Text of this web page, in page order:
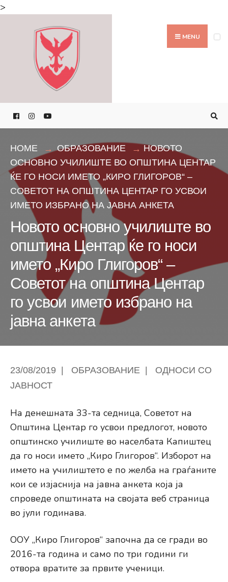
>
MENU
HOME ОБРАЗОВАНИЕ
НОВОТО
ОСНОВНО УЧИЛИШТЕ ВО ОПШТИНА ЦЕНТАР
ЌЕ ГО НОСИ ИМЕТО „КИРО ГЛИГОРОВ“ –
СОВЕТОТ НА ОПШТИНА ЦЕНТАР ГО УСВОИ
ИМЕТО ИЗБРАНО НА ЈАВНА АНКЕТА
Новото основно училиште во
општина Центар ќе го носи
името „Киро Глигоров“ –
Советот на општина Центар
го усвои името избрано на
јавна анкета
23/08/2019 ОБРАЗОВАНИЕ
ОДНОСИ СО
ЈАВНОСТ
На денешната 33-та седница, Советот на
Општина Центар го усвои предлогот, новото
општинско училиште во населбата Капиштец
да го носи името „Киро Глигоров“. Изборот на
името на училиштето е по желба на граѓаните
кои се изјаснија на јавна анкета која ја
спроведе општината на својата веб страница
во јули годинава.
ООУ „Киро Глигоров“ започна да се гради во
2016-та година и само по три години ги
отвора вратите за првите ученици.